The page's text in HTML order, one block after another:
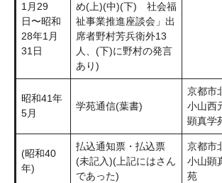
1月29
日〜昭和
28年1月
31日
め(上)(中)(下) 社会福
祉事業推進座談会」出
席者野村芳兵衛外13
人、(下)に野村の発言
あり)
昭和41年
5月
学苑通信(葉書)
京都市
小山西
顕真学
(昭和40
年)
払込通知票・払込票
(未記入)(上記にはさん
であった)
京都市
小山顕
苑